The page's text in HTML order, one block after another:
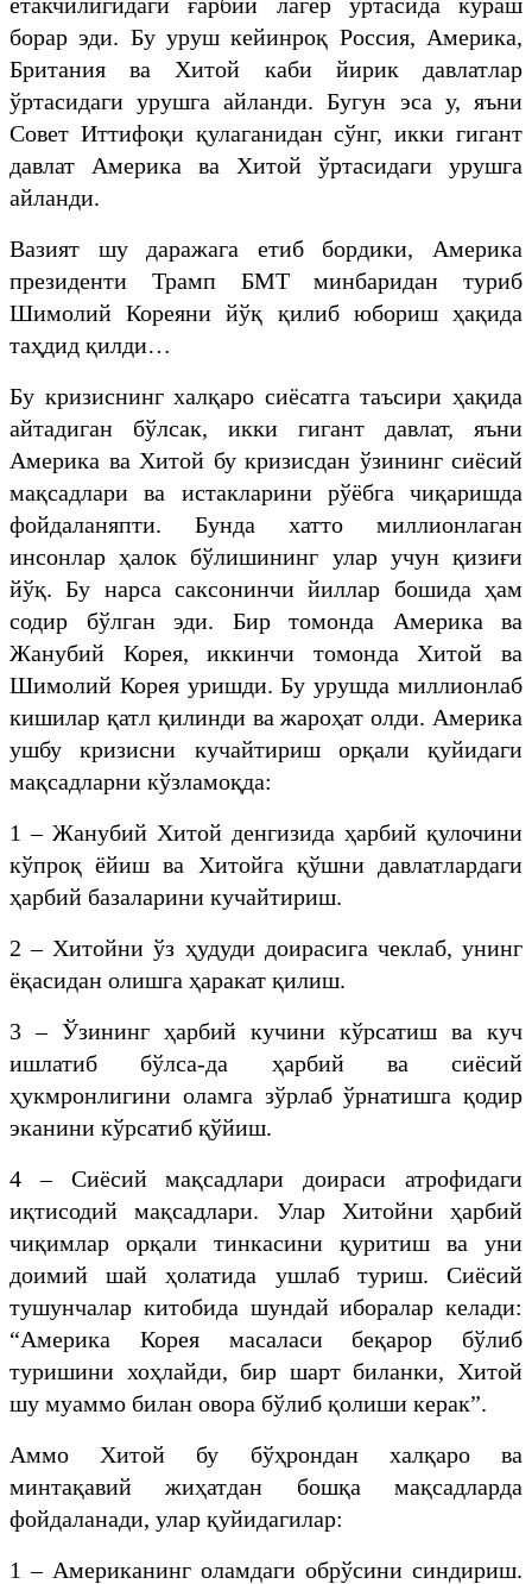
борар эди. Бу уруш кейинроқ Россия, Америка,
Британия ва Хитой каби йирик давлатлар
ўртасидаги урушга айланди. Бугун эса у, яъни
Совет Иттифоқи қулаганидан сўнг, икки гигант
давлат Америка ва Хитой ўртасидаги урушга
айланди.
Вазият шу даражага етиб бордики, Америка
президенти Трамп БМТ минбаридан туриб
Шимолий Кореяни йўқ қилиб юбориш ҳақида
таҳдид қилди…
Бу кризиснинг халқаро сиёсатга таъсири ҳақида
айтадиган бўлсак, икки гигант давлат, яъни
Америка ва Хитой бу кризисдан ўзининг сиёсий
мақсадлари ва истакларини рўёбга чиқаришда
фойдаланяпти. Бунда хатто миллионлаган
инсонлар ҳалок бўлишининг улар учун қизиғи
йўқ. Бу нарса саксонинчи йиллар бошида ҳам
содир бўлган эди. Бир томонда Америка ва
Жанубий Корея, иккинчи томонда Хитой ва
Шимолий Корея уришди. Бу урушда миллионлаб
кишилар қатл қилинди ва жароҳат олди. Америка
ушбу кризисни кучайтириш орқали қуйидаги
мақсадларни кўзламоқда:
1 – Жанубий Хитой денгизида ҳарбий қулочини
кўпроқ ёйиш ва Хитойга қўшни давлатлардаги
ҳарбий базаларини кучайтириш.
2 – Хитойни ўз ҳудуди доирасига чеклаб, унинг
ёқасидан олишга ҳаракат қилиш.
3 – Ўзининг ҳарбий кучини кўрсатиш ва куч
ишлатиб бўлса-да ҳарбий ва сиёсий
ҳукмронлигини оламга зўрлаб ўрнатишга қодир
эканини кўрсатиб қўйиш.
4 – Сиёсий мақсадлари доираси атрофидаги
иқтисодий мақсадлари. Улар Хитойни ҳарбий
чиқимлар орқали тинкасини қуритиш ва уни
доимий шай ҳолатида ушлаб туриш. Сиёсий
тушунчалар китобида шундай иборалар келади:
“Америка Корея масаласи беқарор бўлиб
туришини хоҳлайди, бир шарт биланки, Хитой
шу муаммо билан овора бўлиб қолиши керак”.
Аммо Хитой бу бўҳрондан халқаро ва
минтақавий жиҳатдан бошқа мақсадларда
фойдаланади, улар қуйидагилар:
1 – Американинг оламдаги обрўсини синдириш.